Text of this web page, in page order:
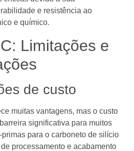
e resistência ao
e químico.
Limitações e
de custo
muitas vantagens, mas o custo
significativa para muitos
para o carboneto de silício
processamento e acabamento